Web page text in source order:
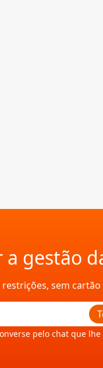
gestão
sem
pelo chat que